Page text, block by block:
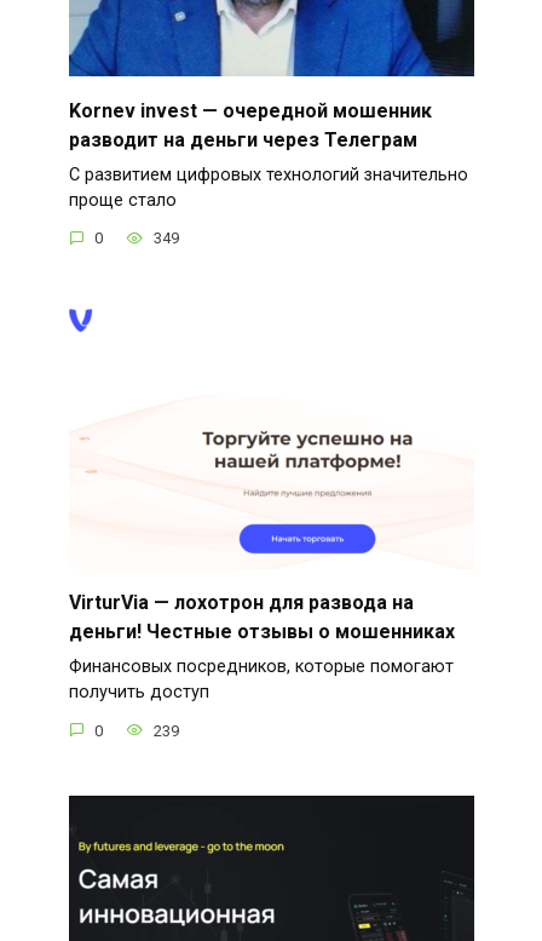
Kornev invest — очередной мошенник
разводит на деньги через Телеграм
С развитием цифровых технологий значительно
проще стало
0 349
VirturVia — лохотрон для развода на
деньги! Честные отзывы о мошенниках
Финансовых посредников, которые помогают
получить доступ
0 239